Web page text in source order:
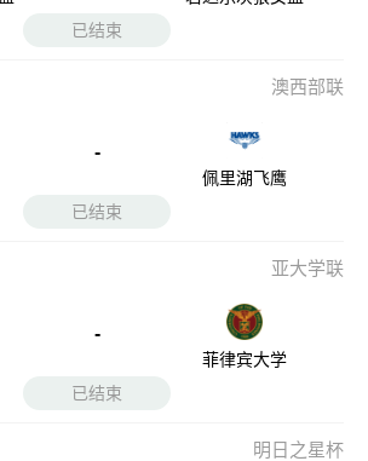
已结束
澳西部联
-
佩里湖飞鹰
已结束
亚大学联
-
菲律宾大学
已结束
明日之星杯